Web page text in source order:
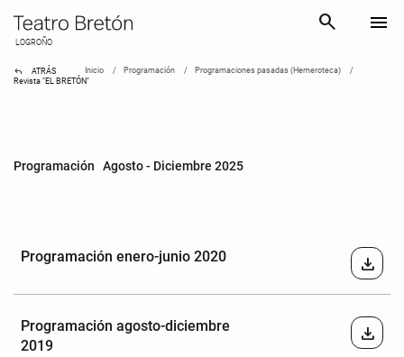
LOGROÑO
search menu
reply ATRÁS Inicio Programación
Programaciones pasadas (Hemeroteca)
Revista "EL BRETÓN"
Programación Agosto - Diciembre 2025
Programación enero-junio 2020 download
Programación agosto-diciembre
2019
download